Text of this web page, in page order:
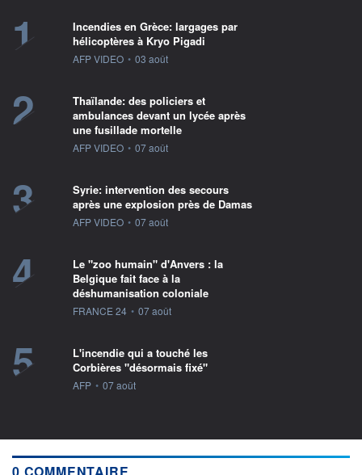
1
Incendies en Grèce: largages par
hélicoptères à Kryo Pigadi
information fournie par
AFP VIDEO • 03 août
2
Thaïlande: des policiers et
ambulances devant un lycée après
une fusillade mortelle
information fournie par
AFP VIDEO • 07 août
3
Syrie: intervention des secours
après une explosion près de Damas
information fournie par
AFP VIDEO • 07 août
4
Le "zoo humain" d'Anvers : la
Belgique fait face à la
déshumanisation coloniale
information fournie par
FRANCE 24 • 07 août
5
L'incendie qui a touché les
Corbières "désormais fixé"
information fournie par
AFP • 07 août